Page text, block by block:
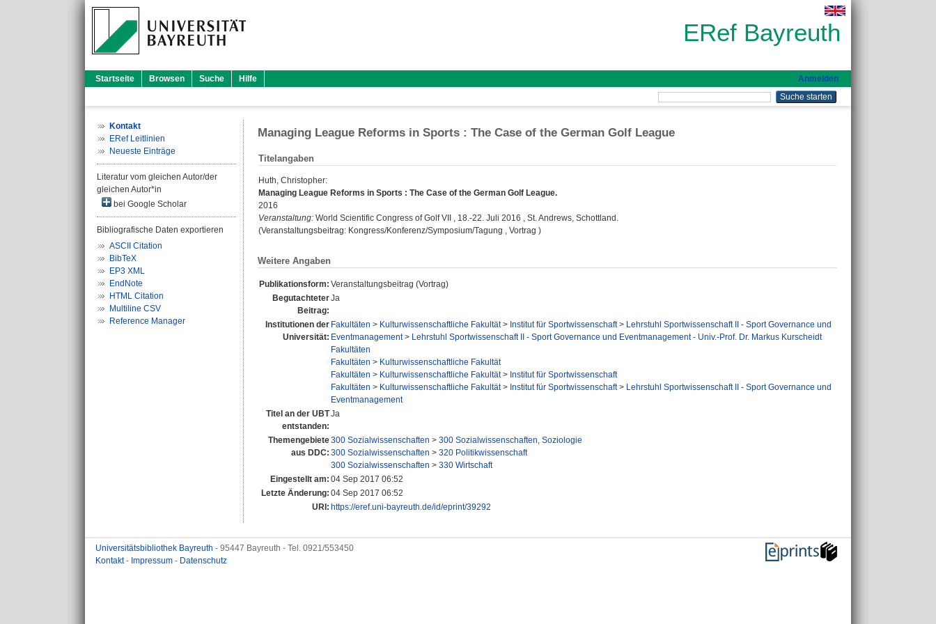
ERef Bayreuth
Startseite Browsen Suche Hilfe Anmelden
Kontakt
ERef Leitlinien
Neueste Einträge
Literatur vom gleichen Autor/der
gleichen Autor*in
bei Google Scholar
Bibliografische Daten exportieren
ASCII Citation
BibTeX
EP3 XML
EndNote
HTML Citation
Multiline CSV
Reference Manager
Managing League Reforms in Sports : The Case of the German Golf League
Titelangaben
Huth, Christopher:
Managing League Reforms in Sports : The Case of the German Golf League.
2016
Veranstaltung: World Scientific Congress of Golf VII , 18.-22. Juli 2016 , St. Andrews, Schottland.
(Veranstaltungsbeitrag: Kongress/Konferenz/Symposium/Tagung , Vortrag )
Weitere Angaben
Publikationsform: Veranstaltungsbeitrag (Vortrag)
Begutachteter
Beitrag:
Ja
Institutionen der
Universität:
Fakultäten > Kulturwissenschaftliche Fakultät> Institut für Sportwissenschaft> Lehrstuhl Sportwissenschaft II - Sport Governance und
Eventmanagement> Lehrstuhl Sportwissenschaft II - Sport Governance und Eventmanagement - Univ.-Prof. Dr. Markus Kurscheidt
Fakultäten
Fakultäten > Kulturwissenschaftliche Fakultät
Fakultäten > Kulturwissenschaftliche Fakultät> Institut für Sportwissenschaft
Fakultäten > Kulturwissenschaftliche Fakultät> Institut für Sportwissenschaft> Lehrstuhl Sportwissenschaft II - Sport Governance und
Eventmanagement
Titel an der UBT
entstanden:
Ja
Themengebiete
aus DDC:
300 Sozialwissenschaften > 300 Sozialwissenschaften, Soziologie
300 Sozialwissenschaften > 320 Politikwissenschaft
300 Sozialwissenschaften > 330 Wirtschaft
Eingestellt am: 04 Sep 2017 06:52
Letzte Änderung: 04 Sep 2017 06:52
URI: https://eref.uni-bayreuth.de/id/eprint/39292
Universitätsbibliothek Bayreuth - 95447 Bayreuth - Tel. 0921/553450
Kontakt- Impressum - Datenschutz